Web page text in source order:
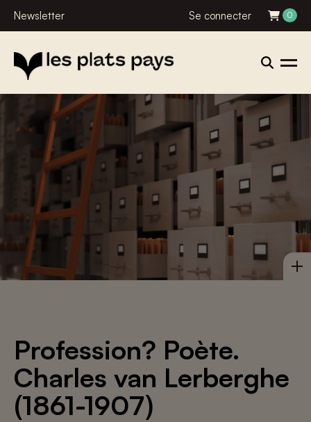
Newsletter Se connecter 0
Profession? Poète.
Charles van Lerberghe
(1861-1907)